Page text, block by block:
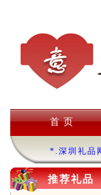
首 页
*.深圳礼品
推荐礼品